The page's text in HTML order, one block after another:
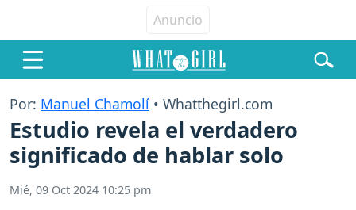
Por: Manuel Chamolí • Whatthegirl.com
Estudio revela el verdadero
significado de hablar solo
Mié, 09 Oct 2024 10:25 pm